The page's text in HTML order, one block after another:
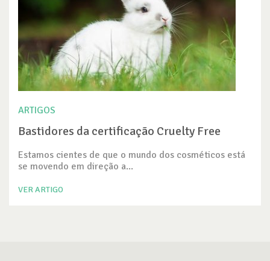
ARTIGOS
Bastidores da certificação Cruelty Free
Estamos cientes de que o mundo dos cosméticos está
se movendo em direção a...
VER ARTIGO